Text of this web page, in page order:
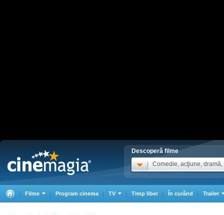
Descoperă filme
Comedie, acţiune, dramă,
Filme Program cinema TV Timp liber În curând Trailer